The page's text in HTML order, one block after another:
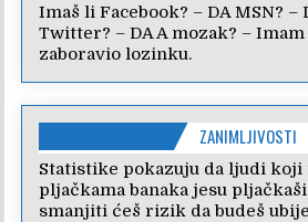
Imaš li Facebook? – DA MSN? –
Twitter? – DA A mozak? –
zaboravio lozinku.
ZANIMLJIVOSTI
Statistike pokazuju da ljudi koji
pljačkama banaka jesu
smanjiti ćeš rizik da budeš